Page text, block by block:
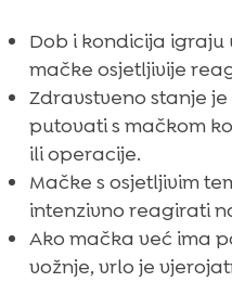
Dob i kondicija igraju
mačke osjetljivije
Zdravstveno stanje
putovati s mačkom
ili operacije.
Mačke s osjetljivim
intenzivno reagirati
Ako mačka već ima
vožnje, vrlo je